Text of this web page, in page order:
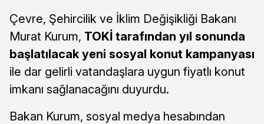
Çevre, Şehircilik ve İklim Değişikliği Bakanı
Murat Kurum, TOKİ tarafından yıl sonunda
başlatılacak yeni sosyal konut kampanyası
ile dar gelirli vatandaşlara uygun fiyatlı konut
imkanı sağlanacağını duyurdu.
Bakan Kurum, sosyal medya hesabından